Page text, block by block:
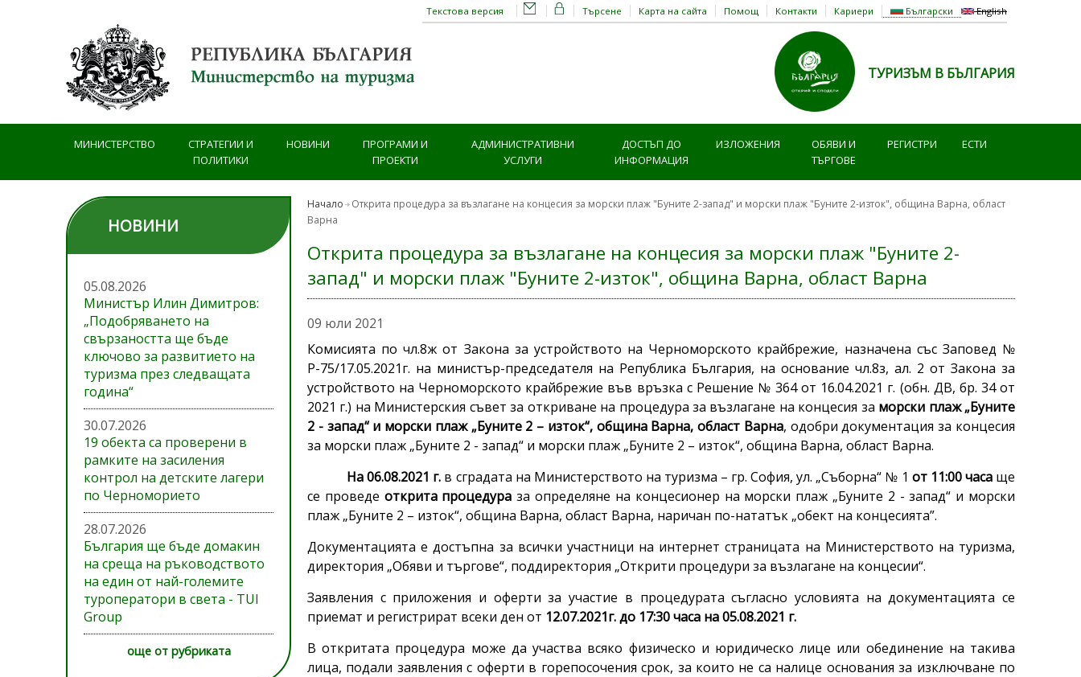
Български English
Търсене Карта на сайта Помощ Контакти Кариери
Текстова версия
ТУРИЗЪМ В БЪЛГАРИЯ
МИНИСТЕРСТВО
СТРАТЕГИИ И
ПОЛИТИКИ
НОВИНИ
ПРОГРАМИ И
ПРОЕКТИ
АДМИНИСТРАТИВНИ
УСЛУГИ
ДОСТЪП ДО
ИНФОРМАЦИЯ
ИЗЛОЖЕНИЯ
ОБЯВИ И
ТЪРГОВЕ
РЕГИСТРИ ЕСТИ
НОВИНИ
05.08.2026
Министър Илин Димитров:
„Подобряването на
свързаността ще бъде
ключово за развитието на
туризма през следващата
година“
30.07.2026
19 обекта са проверени в
рамките на засиления
контрол на детските лагери
по Черноморието
28.07.2026
България ще бъде домакин
на среща на ръководството
на един от най-големите
туроператори в света - TUI
Group
още от рубриката
Начало
Открита процедура за възлагане на концесия за морски плаж "Буните 2-запад" и морски плаж "Буните 2-изток", община Варна, област
Варна
Открита процедура за възлагане на концесия за морски плаж "Буните 2-
запад" и морски плаж "Буните 2-изток", община Варна, област Варна
09 юли 2021
Комисията по чл.8ж от Закона за устройството на Черноморското крайбрежие, назначена със Заповед №
Р-75/17.05.2021г. на министър-председателя на Република България, на основание чл.8з, ал. 2 от Закона за
устройството на Черноморското крайбрежие във връзка с Решение № 364 от 16.04.2021 г. (обн. ДВ, бр. 34 от
2021 г.) на Министерския съвет за откриване на процедура за възлагане на концесия за морски плаж „Буните
2 - запад“ и морски плаж „Буните 2 – изток“, община Варна, област Варна, одобри документация за концесия
за морски плаж „Буните 2 - запад“ и морски плаж „Буните 2 – изток“, община Варна, област Варна.
На06.08.2021 г. в сградата на Министерството на туризма – гр. София, ул. „Съборна“ № 1 от 11:00 часаще
се проведе открита процедураза определяне на концесионер на морски плаж „Буните 2 - запад“ и морски
плаж „Буните 2 – изток“, община Варна, област Варна, наричан по-нататък „обект на концесията”.
Документацията е достъпна за всички участници на интернет страницата на Министерството на туризма,
директория „Обяви и търгове“, поддиректория „Открити процедури за възлагане на концесии“.
Заявления с приложения и оферти за участие в процедурата съгласно условията на документацията се
приемат и регистрират всеки ден от 12.07.2021г. до 17:30 часа на 05.08.2021 г.
В откритата процедура може да участва всяко физическо и юридическо лице или обединение на такива
лица, подали заявления с оферти в горепосочения срок, за които не са налице основания за изключване по